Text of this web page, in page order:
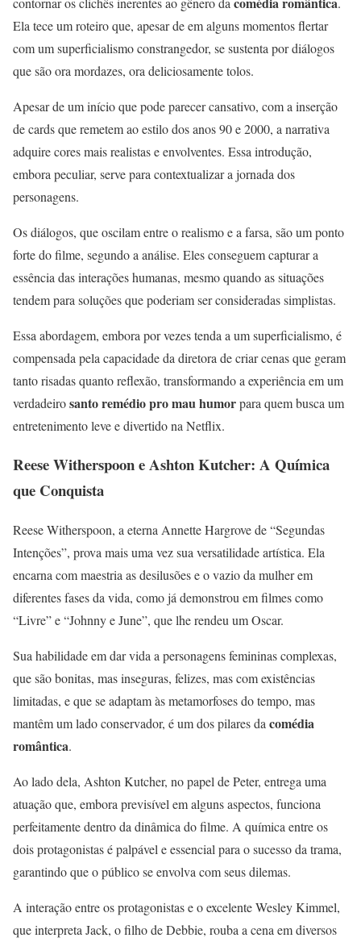
Ela tece um roteiro que, apesar de em alguns momentos flertar
com um superficialismo constrangedor, se sustenta por diálogos
que são ora mordazes, ora deliciosamente tolos.
Apesar de um início que pode parecer cansativo, com a inserção
de cards que remetem ao estilo dos anos 90 e 2000, a narrativa
adquire cores mais realistas e envolventes. Essa introdução,
embora peculiar, serve para contextualizar a jornada dos
personagens.
Os diálogos, que oscilam entre o realismo e a farsa, são um ponto
forte do filme, segundo a análise. Eles conseguem capturar a
essência das interações humanas, mesmo quando as situações
tendem para soluções que poderiam ser consideradas simplistas.
Essa abordagem, embora por vezes tenda a um superficialismo, é
compensada pela capacidade da diretora de criar cenas que geram
tanto risadas quanto reflexão, transformando a experiência em um
verdadeirosanto remédio pro mau humorpara quem busca um
entretenimento leve e divertido na Netflix.
Reese Witherspoon e Ashton Kutcher: A Química
que Conquista
Reese Witherspoon, a eterna Annette Hargrove de “Segundas
Intenções”, prova mais uma vez sua versatilidade artística. Ela
encarna com maestria as desilusões e o vazio da mulher em
diferentes fases da vida, como já demonstrou em filmes como
“Livre” e “Johnny e June”, que lhe rendeu um Oscar.
Sua habilidade em dar vida a personagens femininas complexas,
que são bonitas, mas inseguras, felizes, mas com existências
limitadas, e que se adaptam às metamorfoses do tempo, mas
mantêm um lado conservador, é um dos pilares da comédia
romântica.
Ao lado dela, Ashton Kutcher, no papel de Peter, entrega uma
atuação que, embora previsível em alguns aspectos, funciona
perfeitamente dentro da dinâmica do filme. A química entre os
dois protagonistas é palpável e essencial para o sucesso da trama,
garantindo que o público se envolva com seus dilemas.
A interação entre os protagonistas e o excelente Wesley Kimmel,
que interpreta Jack, o filho de Debbie, rouba a cena em diversos